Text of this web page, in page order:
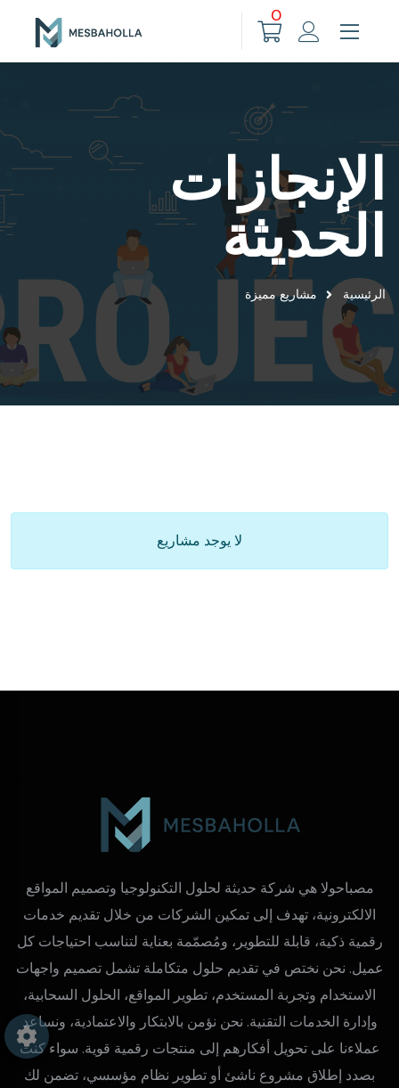
0
الإنجازات
الحديثة
الرئيسية مشاريع مميزة
لا يوجد مشاريع
مصباحولا هي شركة حديثة لحلول التكنولوجيا وتصميم المواقع
الالكترونية، تهدف إلى تمكين الشركات من خلال تقديم خدمات
رقمية ذكية، قابلة للتطوير، ومُصمّمة بعناية لتناسب احتياجات كل
عميل. نحن نختص في تقديم حلول متكاملة تشمل تصميم واجهات
الاستخدام وتجربة المستخدم، تطوير المواقع، الحلول السحابية،
وإدارة الخدمات التقنية. نحن نؤمن بالابتكار والاعتمادية، ونساعد
عملاءنا على تحويل أفكارهم إلى منتجات رقمية قوية. سواء كنت
بصدد إطلاق مشروع ناشئ أو تطوير نظام مؤسسي، تضمن لك